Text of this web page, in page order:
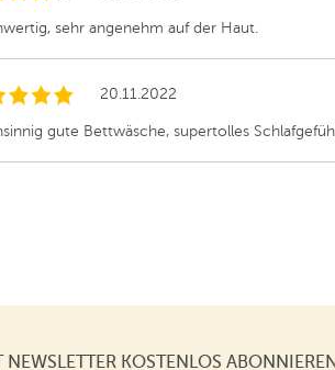
sehr angenehm auf der Haut.
20.11.2022
gute Bettwäsche, supertolles
NEWSLETTER KOSTENLOS ABONNIEREN